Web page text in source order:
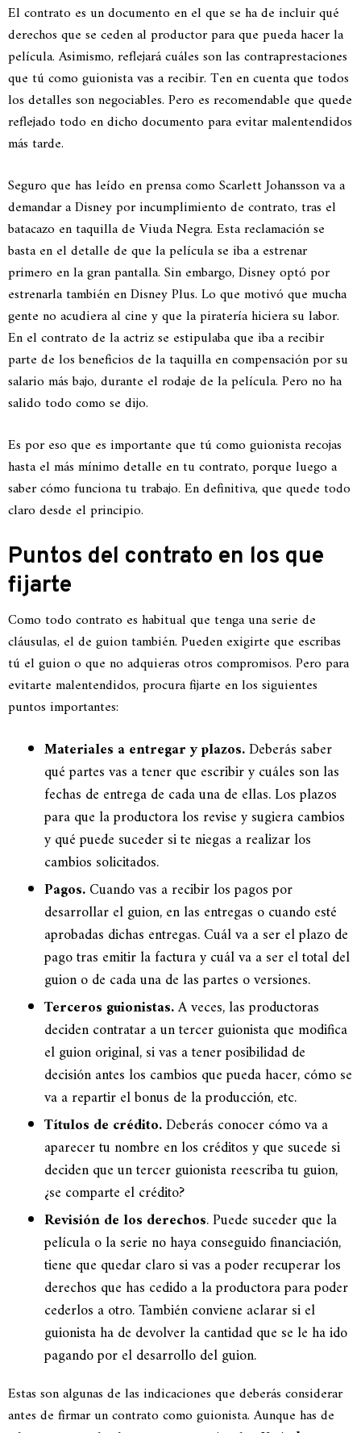
El contrato es un documento en el que se ha de incluir qué
derechos que se ceden al productor para que pueda hacer la
película. Asimismo, reflejará cuáles son las contraprestaciones
que tú como guionista vas a recibir. Ten en cuenta que todos
los detalles son negociables. Pero es recomendable que quede
reflejado todo en dicho documento para evitar malentendidos
más tarde.
Seguro que has leído en prensa como Scarlett Johansson va a
demandar a Disney por incumplimiento de contrato, tras el
batacazo en taquilla de Viuda Negra. Esta reclamación se
basta en el detalle de que la película se iba a estrenar
primero en la gran pantalla. Sin embargo, Disney optó por
estrenarla también en Disney Plus. Lo que motivó que mucha
gente no acudiera al cine y que la piratería hiciera su labor.
En el contrato de la actriz se estipulaba que iba a recibir
parte de los beneficios de la taquilla en compensación por su
salario más bajo, durante el rodaje de la película. Pero no ha
salido todo como se dijo.
Es por eso que es importante que tú como guionista recojas
hasta el más mínimo detalle en tu contrato, porque luego a
saber cómo funciona tu trabajo. En definitiva, que quede todo
claro desde el principio.
Puntos del contrato en los que
fijarte
Como todo contrato es habitual que tenga una serie de
cláusulas, el de guion también. Pueden exigirte que escribas
tú el guion o que no adquieras otros compromisos. Pero para
evitarte malentendidos, procura fijarte en los siguientes
puntos importantes:
Materiales a entregar y plazos.Deberás saber
qué partes vas a tener que escribir y cuáles son las
fechas de entrega de cada una de ellas. Los plazos
para que la productora los revise y sugiera cambios
y qué puede suceder si te niegas a realizar los
cambios solicitados.
Pagos.Cuando vas a recibir los pagos por
desarrollar el guion, en las entregas o cuando esté
aprobadas dichas entregas. Cuál va a ser el plazo de
pago tras emitir la factura y cuál va a ser el total del
guion o de cada una de las partes o versiones.
Terceros guionistas.A veces, las productoras
deciden contratar a un tercer guionista que modifica
el guion original, si vas a tener posibilidad de
decisión antes los cambios que pueda hacer, cómo se
va a repartir el bonus de la producción, etc.
Títulos de crédito.Deberás conocer cómo va a
aparecer tu nombre en los créditos y que sucede si
deciden que un tercer guionista reescriba tu guion,
¿se comparte el crédito?
Revisión de los derechos. Puede suceder que la
película o la serie no haya conseguido financiación,
tiene que quedar claro si vas a poder recuperar los
derechos que has cedido a la productora para poder
cederlos a otro. También conviene aclarar si el
guionista ha de devolver la cantidad que se le ha ido
pagando por el desarrollo del guion.
Estas son algunas de las indicaciones que deberás considerar
antes de firmar un contrato como guionista. Aunque has de